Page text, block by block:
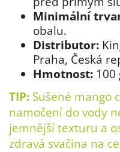
Minimální
obalu.
Distributor:
Praha, Česká
Hmotnost: 100
TIP: Sušené mango
namočení do vody
jemnější texturu a
zdravá svačina na